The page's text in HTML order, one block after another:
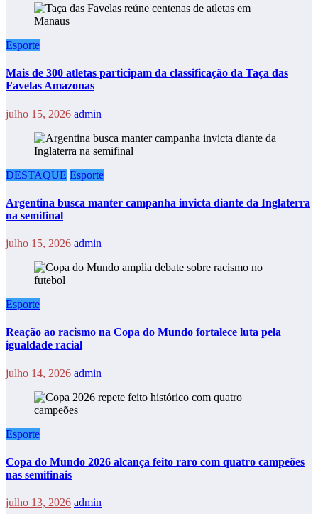
Esporte
Mais de 300 atletas participam da classificação da Taça das
Favelas Amazonas
julho 15, 2026 admin
DESTAQUE Esporte
Argentina busca manter campanha invicta diante da Inglaterra
na semifinal
julho 15, 2026 admin
Esporte
Reação ao racismo na Copa do Mundo fortalece luta pela
igualdade racial
julho 14, 2026 admin
Esporte
Copa do Mundo 2026 alcança feito raro com quatro campeões
nas semifinais
julho 13, 2026 admin